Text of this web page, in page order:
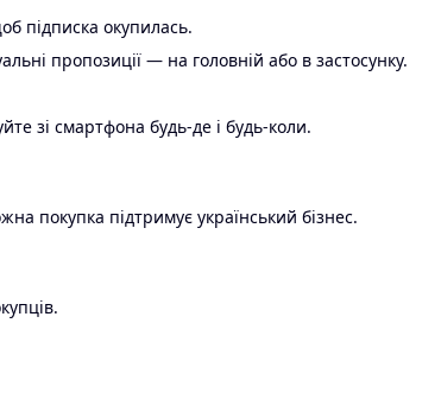
підписка окупилась.
пропозиції — на головній або в застосунку.
зі смартфона будь-де і будь-коли.
покупка підтримує український бізнес.